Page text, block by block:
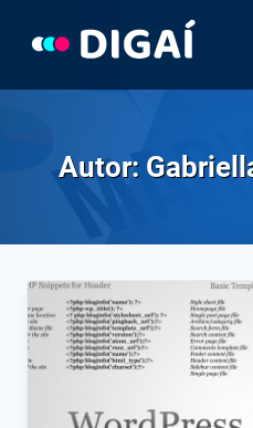
Autor: